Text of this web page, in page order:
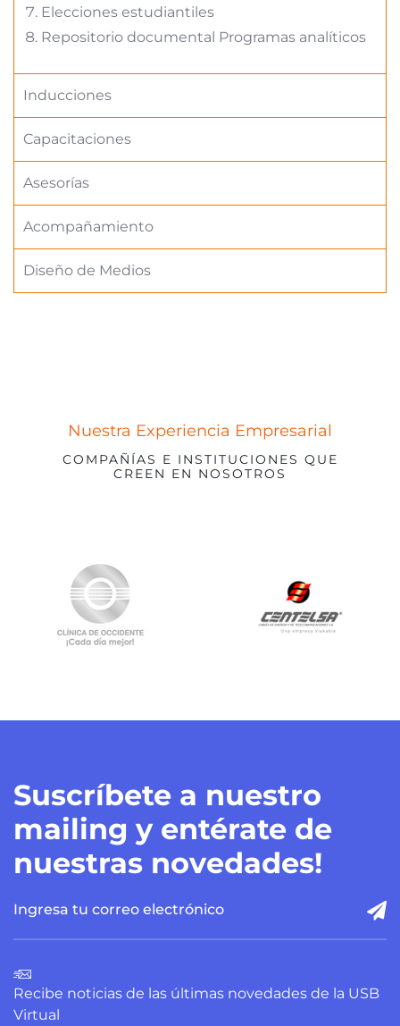
Elecciones estudiantiles
Repositorio documental Programas analíticos
Inducciones
Capacitaciones
Asesorías
Acompañamiento
Diseño de Medios
Nuestra Experiencia Empresarial
COMPAÑÍAS E INSTITUCIONES QUE
CREEN EN NOSOTROS
Suscríbete a nuestro
mailing y entérate de
nuestras novedades!
Recibe noticias de las últimas novedades de la USB
Virtual